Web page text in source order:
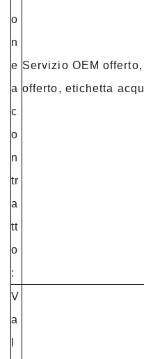
o
n
e
a
c
o
n
tr
a
tt
o
:
Servizio OEM
offerto, etichetta
V
a